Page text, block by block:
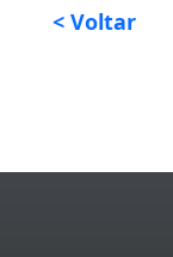
< Voltar